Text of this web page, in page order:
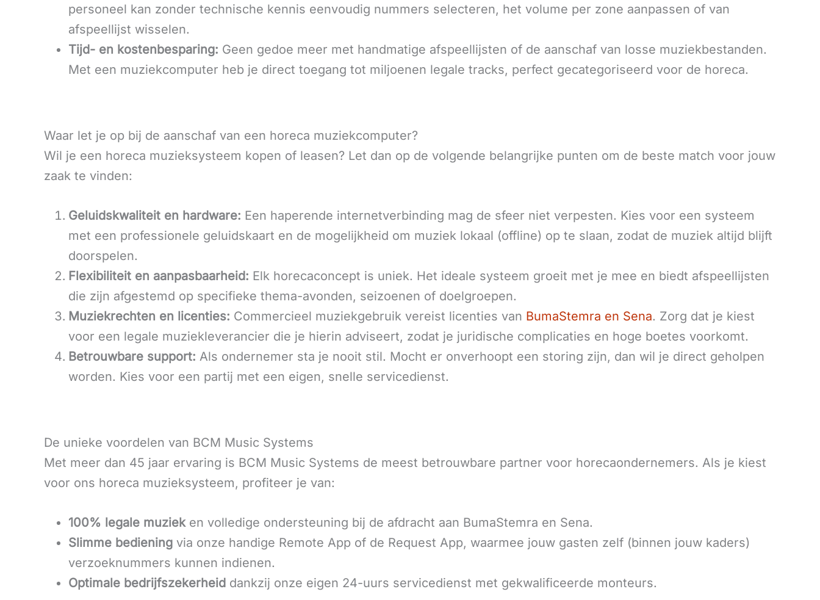
personeel kan zonder technische kennis eenvoudig nummers selecteren, het volume per zone aanpassen of van
afspeellijst wisselen.
Tijd- en kostenbesparing: Geen gedoe meer met handmatige afspeellijsten of de aanschaf van losse muziekbestanden.
Met een muziekcomputer heb je direct toegang tot miljoenen legale tracks, perfect gecategoriseerd voor de horeca.
Waar let je op bij de aanschaf van een horeca muziekcomputer?
Wil je een horeca muzieksysteem kopen of leasen? Let dan op de volgende belangrijke punten om de beste match voor jouw
zaak te vinden:
Geluidskwaliteit en hardware: Een haperende internetverbinding mag de sfeer niet verpesten. Kies voor een systeem
met een professionele geluidskaart en de mogelijkheid om muziek lokaal (offline) op te slaan, zodat de muziek altijd blijft
doorspelen.
Flexibiliteit en aanpasbaarheid: Elk horecaconcept is uniek. Het ideale systeem groeit met je mee en biedt afspeellijsten
die zijn afgestemd op specifieke thema-avonden, seizoenen of doelgroepen.
Muziekrechten en licenties: Commercieel muziekgebruik vereist licenties van BumaStemra en Sena. Zorg dat je kiest
voor een legale muziekleverancier die je hierin adviseert, zodat je juridische complicaties en hoge boetes voorkomt.
Betrouwbare support: Als ondernemer sta je nooit stil. Mocht er onverhoopt een storing zijn, dan wil je direct geholpen
worden. Kies voor een partij met een eigen, snelle servicedienst.
De unieke voordelen van BCM Music Systems
Met meer dan 45 jaar ervaring is BCM Music Systems de meest betrouwbare partner voor horecaondernemers. Als je kiest
voor ons horeca muzieksysteem, profiteer je van:
100% legale muzieken volledige ondersteuning bij de afdracht aan BumaStemra en Sena.
Slimme bediening via onze handige Remote App of de Request App, waarmee jouw gasten zelf (binnen jouw kaders)
verzoeknummers kunnen indienen.
Optimale bedrijfszekerheid dankzij onze eigen 24-uurs servicedienst met gekwalificeerde monteurs.